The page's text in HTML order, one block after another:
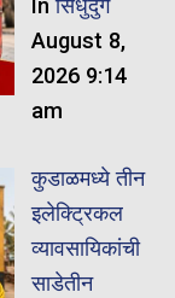
August 8,
2026 9:14
am
कुडाळमध्ये तीन
इलेक्ट्रिकल
व्यावसायिकांची
साडेतीन